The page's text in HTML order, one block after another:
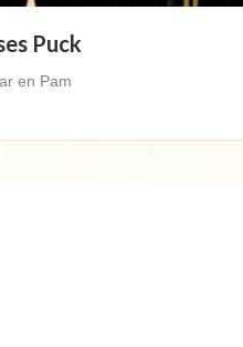
Lees verder